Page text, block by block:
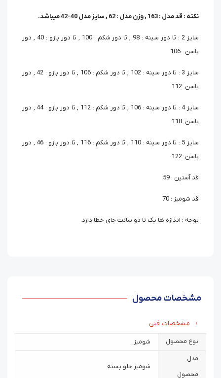
نکته : قد مدل : 163 , وزن مدل : 62 , سایز مدل 40-42 میباشد.
سایز 2 : تا دور سینه : 98 , تا دور شکم : 100 , تا دور بازو : 40 , دور
باسن : 106
سایز 3 : تا دور سینه : 102 , تا دور شکم : 106 , تا دور بازو : 42 , دور
باسن :112
سایز 4 : تا دور سینه : 106 , تا دور شکم : 112 , تا دور بازو : 44 , دور
باسن :118
سایز 5 : تا دور سینه : 110 , تا دور شکم : 116 , تا دور بازو : 46 , دور
باسن :122
قد آستین : 59
قد شومیز : 70
توجه : اندازه ها یک تا دو سانت جای خطا دارد.
مشخصات محصول
مشخصات فنی
نوع محصول شومیز
مدل
محصول
شومیز جلو بسته